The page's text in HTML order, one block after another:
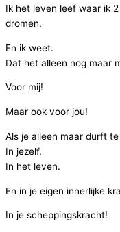
Ik het leven leef waar ik
dromen.
En ik weet.
Dat het alleen nog maar
Voor mij!
Maar ook voor jou!
Als je alleen maar durft
In jezelf.
In het leven.
En in je eigen innerlijke
In je scheppingskracht!